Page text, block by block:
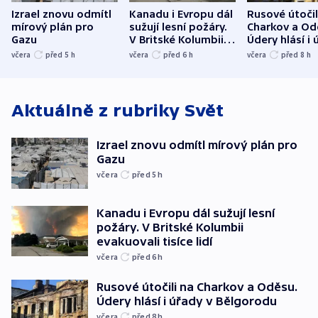
Izrael znovu odmítl
mírový plán pro
Gazu
včera před 5 h
Kanadu i Evropu dál
sužují lesní požáry.
V Britské Kolumbii
evakuovali tisíce lidí
včera před 6 h
Rusové
Charkov a
Údery hlásí i
Bělgorodu
včera před 8 h
Aktuálně z rubriky Svět
Izrael znovu odmítl mírový plán pro
Gazu
včera před 5h
Kanadu i Evropu dál sužují lesní
požáry. V Britské Kolumbii
evakuovali tisíce lidí
včera před 6h
Rusové útočili na Charkov a Oděsu.
Údery hlásí i úřady v Bělgorodu